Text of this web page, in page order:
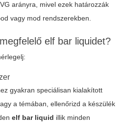
arányra, mivel ezek határozzák
vagy mod rendszerekben.
elf bar liquidet?
gyakran speciálisan kialakított
a témában, ellenőrizd a készülék
elf bar liquid illik minden